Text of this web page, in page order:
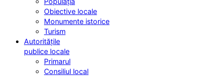
Obiective locale
Monumente istorice
Turism
Autoritățile
publice locale
Primarul
Consiliul local